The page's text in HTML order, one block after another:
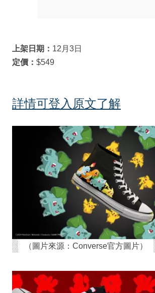
上架日期： 12月3日
定價： $549
詳情可登入原文了解
（圖片來源：Converse官方圖片）